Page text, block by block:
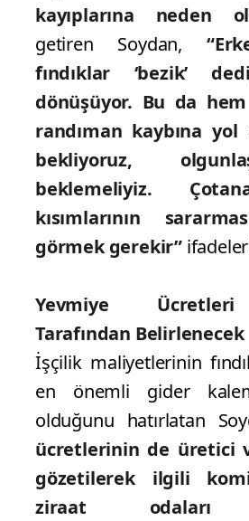
kayıplarına neden
getiren Soydan,
fındıklar ‘bezik’
dönüşüyor. Bu da
randıman kaybına yol
bekliyoruz,
beklemeliyiz.
kısımlarının
görmek gerekir”
Yevmiye
Tarafından Belirlenecek
İşçilik maliyetlerinin
en önemli gider
olduğunu hatırlatan
ücretlerinin de üretici
gözetilerek ilgili
ziraat odaları